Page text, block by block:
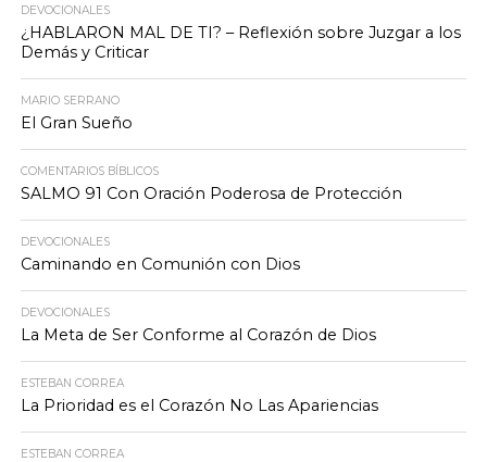
DEVOCIONALES
¿HABLARON MAL DE TI? – Reflexión sobre Juzgar a los
Demás y Criticar
MARIO SERRANO
El Gran Sueño
COMENTARIOS BÍBLICOS
SALMO 91 Con Oración Poderosa de Protección
DEVOCIONALES
Caminando en Comunión con Dios
DEVOCIONALES
La Meta de Ser Conforme al Corazón de Dios
ESTEBAN CORREA
La Prioridad es el Corazón No Las Apariencias
ESTEBAN CORREA